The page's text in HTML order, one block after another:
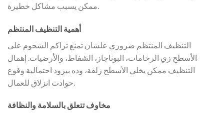
ممكن يسبب مشاكل خطيرة.
أهمية التنظيف المنتظم
التنظيف المنتظم ضروري علشان تمنع تراكم الشحوم على
الأسطح زي الرخامات، البوتاجاز، الشفاط، والأرضيات. إهمال
التنظيف ممكن يخلي الأسطح زلقة، وده بيزود احتمالية وقوع
مخاوف تتعلق بالسلامة والنظافة